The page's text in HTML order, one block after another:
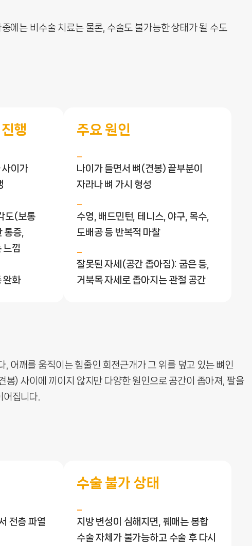
에는 비수술 치료는 물론, 수술도 불가능한 상태가 될 수도
행
사이가
도(보통
증,
느낌
완화
주요 원인
나이가 들면서 뼈(견봉) 끝부분이
자라나 뼈 가시 형성
수영, 배드민턴, 테니스, 야구, 목수,
도배공 등 반복적 마찰
잘못된 자세(공간 좁아짐): 굽은 등,
거북목 자세로 좁아지는 관절 공간
어깨를 움직이는 힘줄인 회전근개가 그 위를 덮고 있는 뼈인
) 사이에 끼이지 않지만 다양한 원인으로 공간이 좁아져, 팔을
어집니다.
전층 파열
수술 불가 상태
지방 변성이 심해지면, 꿰매는 봉합
수술 자체가 불가능하고 수술 후 다시